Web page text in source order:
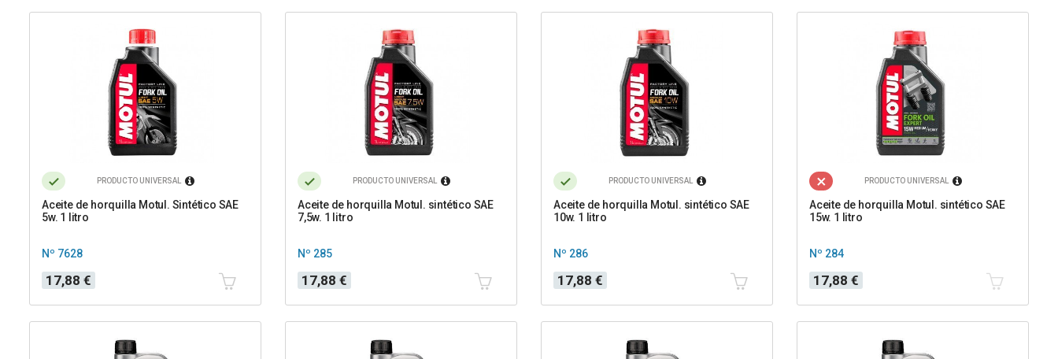
PRODUCTO UNIVERSAL
Aceite de horquilla Motul. Sintético SAE
5w. 1 litro
Nº 7628
Precio
17,88 €
PRODUCTO UNIVERSAL
Aceite de horquilla Motul. sintético SAE
7,5w. 1 litro
Nº 285
Precio
17,88 €
PRODUCTO UNIVERSAL
Aceite de horquilla Motul. sintético SAE
10w. 1 litro
Nº 286
Precio
17,88 €
PRODUCTO UNIVERSAL
Aceite de horquilla Motul. sintético SAE
15w. 1 litro
Nº 284
Precio
17,88 €